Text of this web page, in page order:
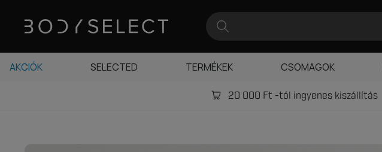
20 000 Ft -tól ingyenes kiszállítás
AKCIÓK SELECTED TERMÉKEK CSOMAGOK